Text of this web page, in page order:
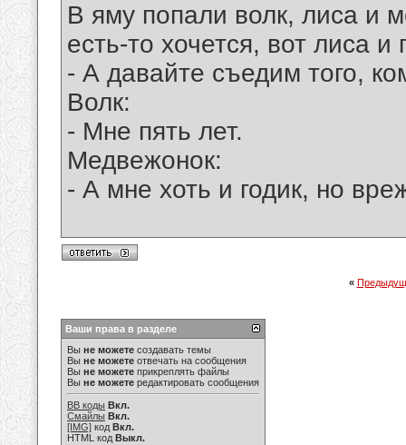
В яму попали волк, лиса и
есть-то хочется, вот лиса и
- А давайте съедим того,
Волк:
- Мне пять лет.
Медвежонок:
- А мне хоть и годик, но
«
Ваши права в разделе
Вы не можете создавать темы
Вы не можете отвечать на сообщения
Вы не можете прикреплять файлы
Вы не можете редактировать сообщения
BB коды Вкл.
Смайлы Вкл.
[IMG] код Вкл.
HTML код Выкл.